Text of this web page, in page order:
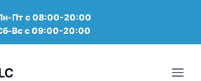
Пт с 08:00-20:00
Вс с 09:00-20:00